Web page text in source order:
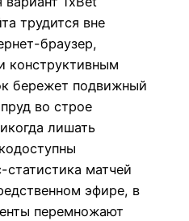
трудится вне
браузер,
конструктивным
бережет подвижный
во строе
лишать
статистика матчей
эфире, в
перемножают